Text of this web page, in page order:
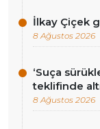
İlkay Çiçek
8 Ağustos 2026
‘Suça
teklifinde
8 Ağustos 2026